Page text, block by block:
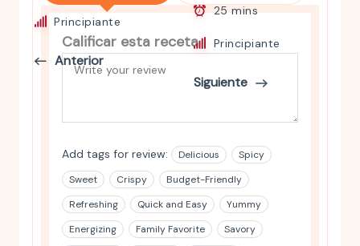
Principiante
Anterior
25 mins
Principiante
Siguiente
Calificar esta receta
Add tags for review: Delicious
Spicy
Sweet
Crispy
Budget-Friendly
Refreshing
Quick and Easy
Yummy
Energizing
Family Favorite
Savory